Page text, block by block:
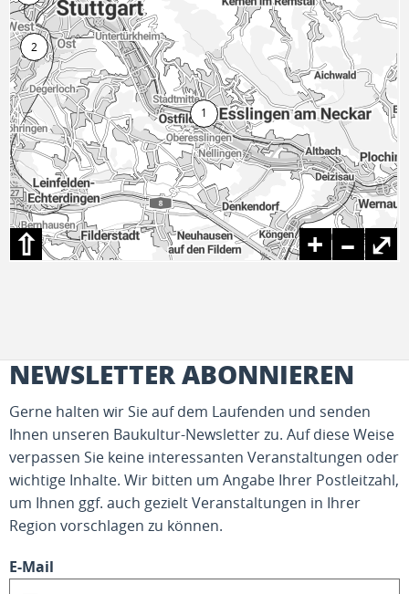
+ –
⇧ ⤢
NEWSLETTER ABONNIEREN
Gerne halten wir Sie auf dem Laufenden und senden
Ihnen unseren Baukultur-Newsletter zu. Auf diese Weise
verpassen Sie keine interessanten Veranstaltungen oder
wichtige Inhalte. Wir bitten um Angabe Ihrer Postleitzahl,
um Ihnen ggf. auch gezielt Veranstaltungen in Ihrer
Region vorschlagen zu können.
E-Mail